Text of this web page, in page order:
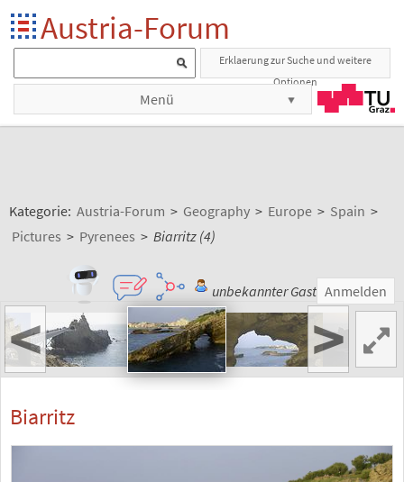
Austria-Forum
Erklaerung zur Suche und weitere
Optionen
Menü
Kategorie: Austria-Forum > Geography > Europe > Spain >
Pictures > Pyrenees > Biarritz (4)
unbekannter Gast Anmelden
< >
Biarritz